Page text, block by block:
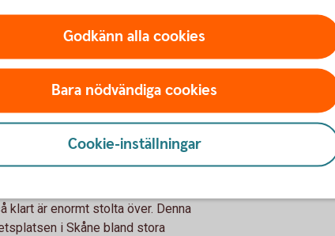
bedömningsunderlaget för
Skåne är en mycket bra
till samhället. Vi är enormt glada
tid har skapat en arbetsplats där
över det man gör samtidigt
med. Det är ett ständigt pågående
arbete som vi som arbetar här gör
placerade vi oss på en fjärde
är enormt stolta över. Denna
i Skåne bland stora
Godkänn alla cookies
Bara nödvändiga cookies
Cookie-inställningar